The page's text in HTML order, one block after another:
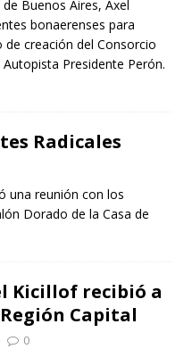
Buenos Aires, Axel
bonaerenses para
creación del Consorcio
Presidente Perón.
Radicales
una reunión con los
Dorado de la Casa de
Kicillof recibió a
Capital
0